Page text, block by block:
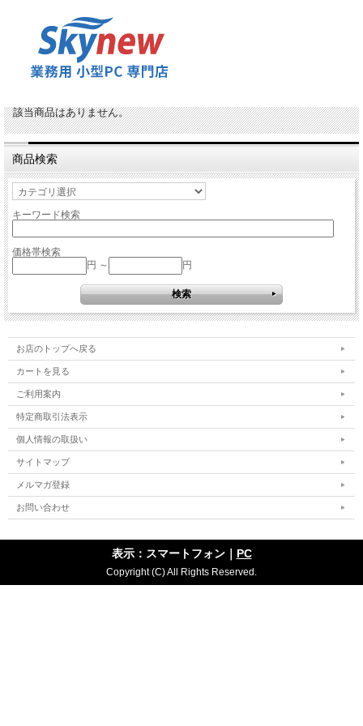
該当商品はありません。
商品検索
キーワード検索
価格帯検索
円 ～
円
お店のトップへ戻る
カートを見る
ご利用案内
特定商取引法表示
個人情報の取扱い
サイトマップ
メルマガ登録
お問い合わせ
表示：スマートフォン｜ PC
Copyright (C) All Rights Reserved.